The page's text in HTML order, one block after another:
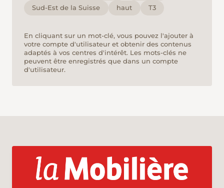
Sud-Est de la Suisse
haut T3
En cliquant sur un mot-clé, vous pouvez l'ajouter à
votre compte d'utilisateur et obtenir des contenus
adaptés à vos centres d'intérêt. Les mots-clés ne
peuvent être enregistrés que dans un compte
d'utilisateur.